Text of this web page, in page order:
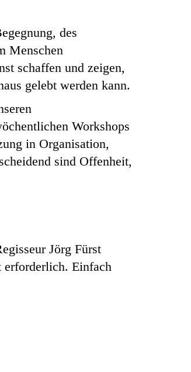
des
Menschen
schaffen und zeigen,
gelebt werden kann.
Workshops
in Organisation,
sind Offenheit,
Jörg Fürst
erforderlich. Einfach